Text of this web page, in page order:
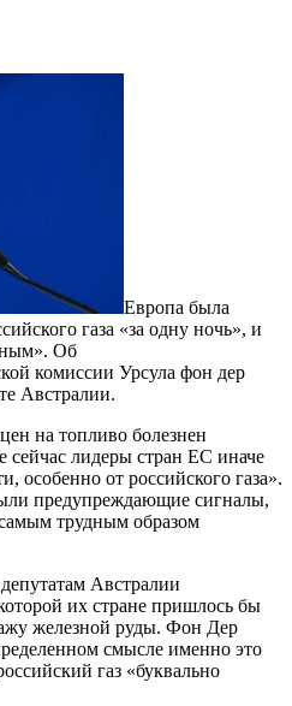
Европа была
газа «за одну ночь», и
Об
комиссии Урсула фон дер
Австралии.
на топливо болезнен
сейчас лидеры стран ЕС иначе
особенно от российского газа».
предупреждающие сигналы,
трудным образом
Австралии
их стране пришлось бы
железной руды. Фон Дер
смысле именно это
газ «буквально